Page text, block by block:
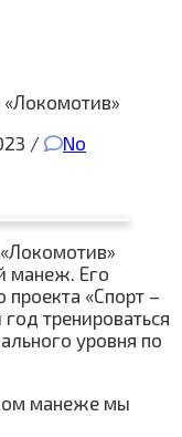
«Локомотив»
/
No
манеж. Его
проекта «Спорт –
тренироваться
уровня по
манеже мы